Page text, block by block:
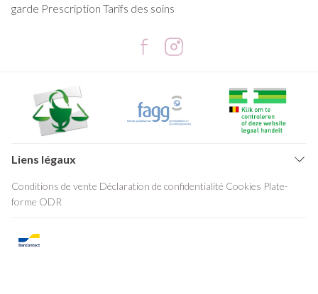
garde Prescription Tarifs des soins
Liens légaux
Conditions de vente Déclaration de confidentialité Cookies Plate-
forme ODR